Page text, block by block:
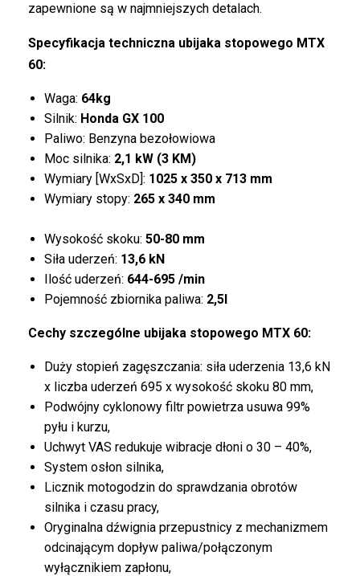
zapewnione są w najmniejszych detalach.
Specyfikacja techniczna ubijaka stopowego MTX
60:
Waga: 64kg
Silnik: Honda GX 100
Paliwo: Benzyna bezołowiowa
Moc silnika: 2,1 kW (3 KM)
Wymiary [WxSxD]: 1025 x 350 x 713 mm
Wymiary stopy: 265 x 340 mm
Wysokość skoku: 50-80 mm
Siła uderzeń: 13,6 kN
Ilość uderzeń: 644-695 /min
Pojemność zbiornika paliwa: 2,5l
Cechy szczególne ubijaka stopowego MTX 60:
Duży stopień zagęszczania: siła uderzenia 13,6 kN
x liczba uderzeń 695 x wysokość skoku 80 mm,
Podwójny cyklonowy filtr powietrza usuwa 99%
pyłu i kurzu,
Uchwyt VAS redukuje wibracje dłoni o 30 – 40%,
System osłon silnika,
Licznik motogodzin do sprawdzania obrotów
silnika i czasu pracy,
Oryginalna dźwignia przepustnicy z mechanizmem
odcinającym dopływ paliwa/połączonym
wyłącznikiem zapłonu,